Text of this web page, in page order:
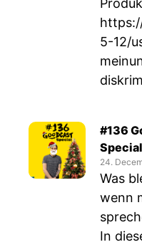
5-12/
#136
Special
24.
Was
wenn
In